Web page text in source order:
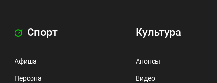
Спорт
Афиша
Персона
Культура
Анонсы
Видео